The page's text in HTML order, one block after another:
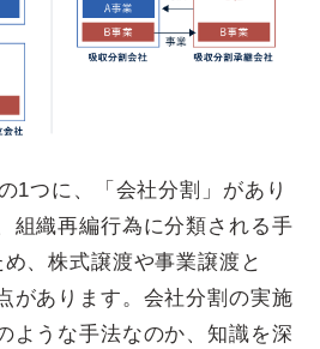
1つに、「会社分割」があり
組織再編行為に分類される手
、株式譲渡や事業譲渡と
があります。会社分割の実施
ような手法なのか、知識を深